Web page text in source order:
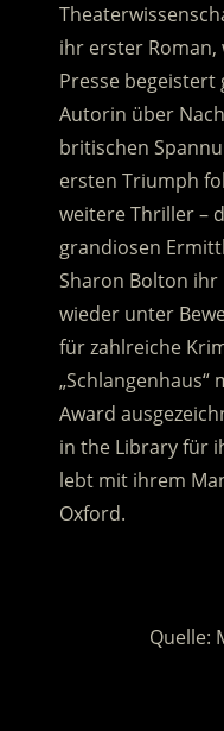
ihr erster Roman,
Presse
Autorin über
britischen
ersten Triumph
weitere Thriller –
grandiosen
Sharon Bolton
wieder unter
für zahlreiche
„Schlangenhaus“
Award
in the Library für
lebt mit ihrem
Oxford.
Quelle: